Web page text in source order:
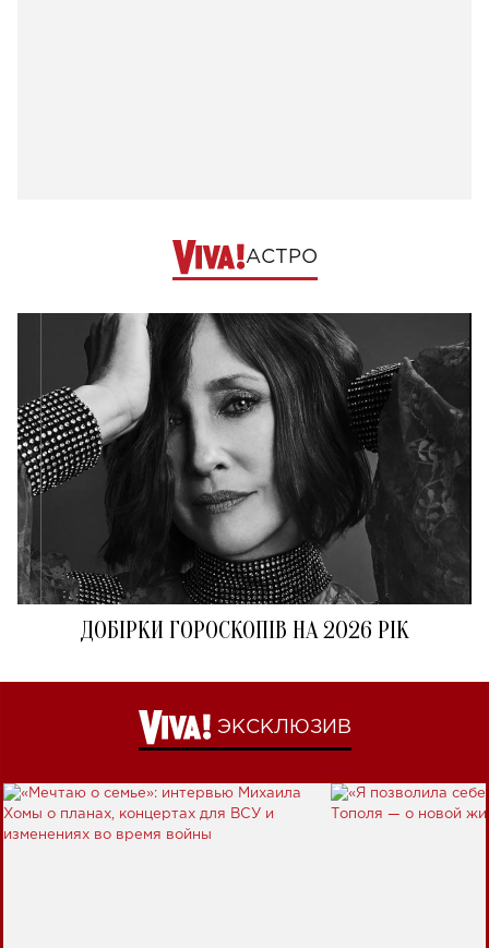
АСТРО
ДОБІРКИ ГОРОСКОПІВ НА 2026 РІК
ЭКСКЛЮЗИВ